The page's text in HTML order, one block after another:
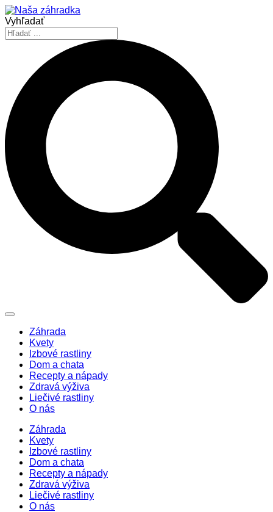
Vyhľadať
Záhrada
Kvety
Izbové rastliny
Dom a chata
Recepty a nápady
Zdravá výživa
Liečivé rastliny
O nás
Záhrada
Kvety
Izbové rastliny
Dom a chata
Recepty a nápady
Zdravá výživa
Liečivé rastliny
O nás